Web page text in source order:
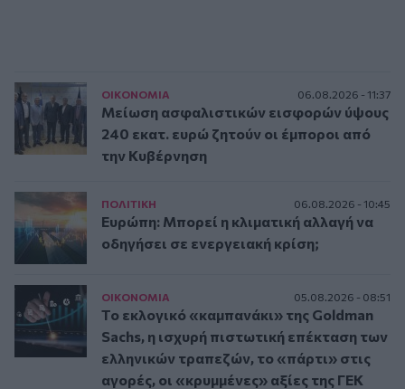
ΟΙΚΟΝΟΜΙΑ 06.08.2026 - 11:37
Μείωση ασφαλιστικών εισφορών ύψους
240 εκατ. ευρώ ζητούν οι έμποροι από
την Κυβέρνηση
ΠΟΛΙΤΙΚΗ 06.08.2026 - 10:45
Ευρώπη: Μπορεί η κλιματική αλλαγή να
οδηγήσει σε ενεργειακή κρίση;
ΟΙΚΟΝΟΜΙΑ 05.08.2026 - 08:51
Το εκλογικό «καμπανάκι» της Goldman
Sachs, η ισχυρή πιστωτική επέκταση των
ελληνικών τραπεζών, το «πάρτι» στις
αγορές, οι «κρυμμένες» αξίες της ΓΕΚ